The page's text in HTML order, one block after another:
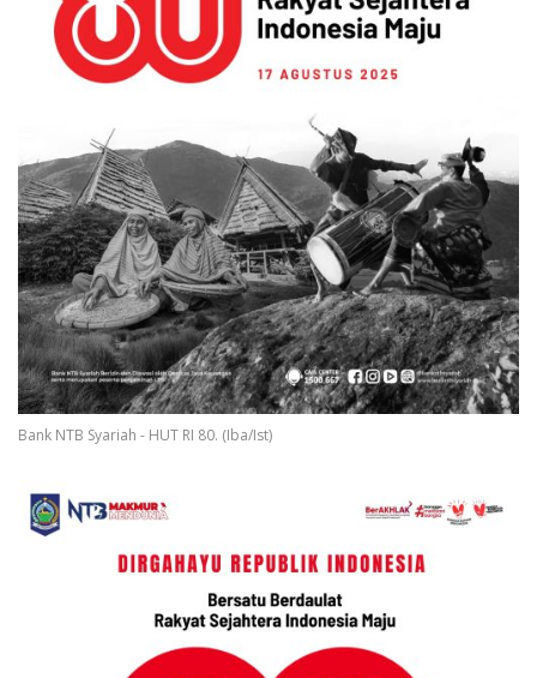
Bank NTB Syariah - HUT RI 80. (Iba/Ist)